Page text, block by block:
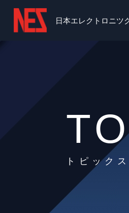
日本エレクトロニツ
トピックス